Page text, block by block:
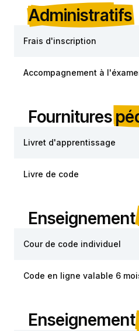
Administratifs
Frais d'inscription
Accompagnement à
Fournitures
Livret d'apprentissage
Livre de code
Enseignement
Cour de code individuel
Code en ligne valable 6
Enseignement